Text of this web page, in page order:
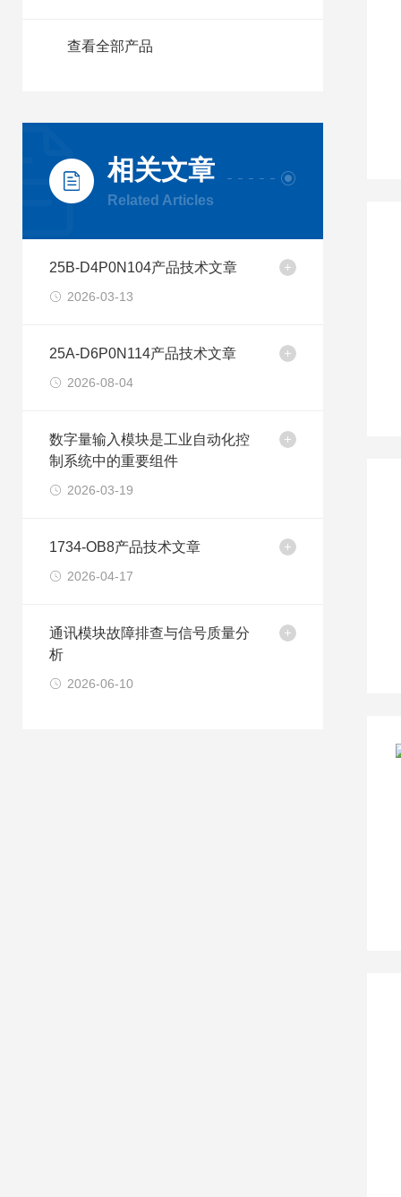
查看全部产品
相关文章
Related Articles
25B-D4P0N104产品技术文章
2026-03-13
25A-D6P0N114产品技术文章
2026-08-04
数字量输入模块是工业自动化控
制系统中的重要组件
2026-03-19
1734-OB8产品技术文章
2026-04-17
通讯模块故障排查与信号质量分
析
2026-06-10